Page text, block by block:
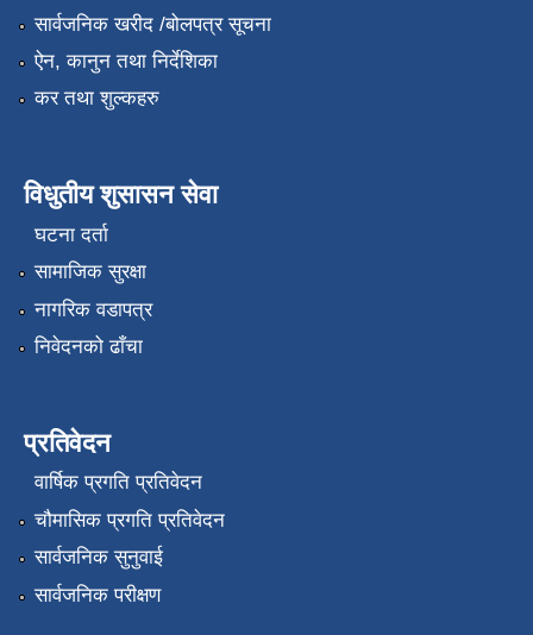
सार्वजनिक खरीद /बोलपत्र सूचना
ऐन, कानुन तथा निर्देशिका
कर तथा शुल्कहरु
विधुतीय शुसासन सेवा
घटना दर्ता
सामाजिक सुरक्षा
नागरिक वडापत्र
निवेदनको ढाँचा
प्रतिवेदन
वार्षिक प्रगति प्रतिवेदन
चौमासिक प्रगति प्रतिवेदन
सार्वजनिक सुनुवाई
सार्वजनिक परीक्षण